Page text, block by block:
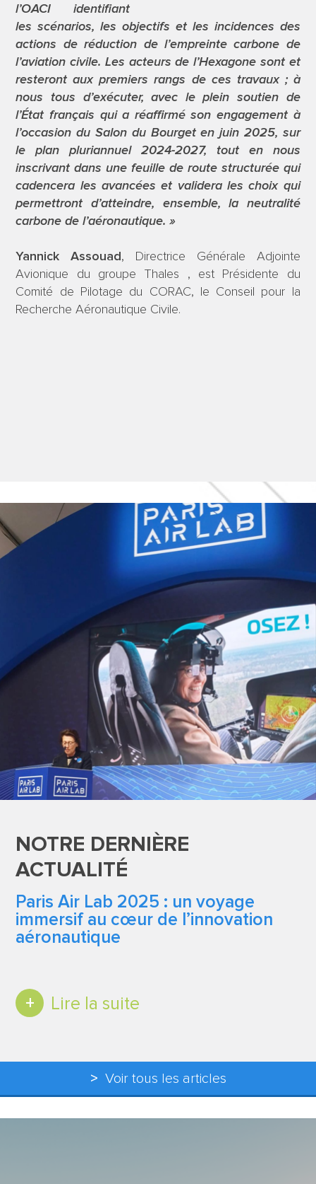
l’OACI identifiant
les scénarios, les objectifs et les incidences des
actions de réduction de l’empreinte carbone de
l’aviation civile. Les acteurs de l’Hexagone sont et
resteront aux premiers rangs de ces travaux ; à
nous tous d’exécuter, avec le plein soutien de
l’État français qui a réaffirmé son engagement à
l’occasion du Salon du Bourget en juin 2025, sur
le plan pluriannuel 2024-2027, tout en nous
inscrivant dans une feuille de route structurée qui
cadencera les avancées et validera les choix qui
permettront d’atteindre, ensemble, la neutralité
carbone de l’aéronautique. »
Yannick Assouad , Directrice Générale Adjointe
Avionique du groupe Thales , est Présidente du
Comité de Pilotage du CORAC, le Conseil pour la
Recherche Aéronautique Civile.
NOTRE DERNIÈRE
ACTUALITÉ
Paris Air Lab 2025 : un voyage
immersif au cœur de l’innovation
aéronautique
Lire la suite
Voir tous les articles